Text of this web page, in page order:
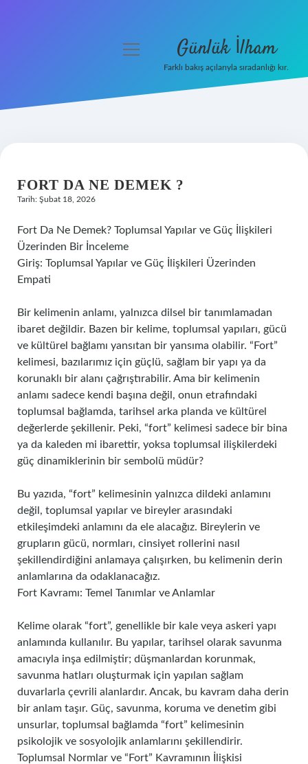
Hakkımızda
menüyü
Günlük İlham
Farklı bakış açılarıyla sıradanlığı kır.
FORT DA NE DEMEK ?
Tarih: Şubat 18, 2026
Fort Da Ne Demek? Toplumsal Yapılar ve Güç İlişkileri
Üzerinden Bir İnceleme
Giriş: Toplumsal Yapılar ve Güç İlişkileri Üzerinden
Empati
Bir kelimenin anlamı, yalnızca dilsel bir tanımlamadan
ibaret değildir. Bazen bir kelime, toplumsal yapıları, gücü
ve kültürel bağlamı yansıtan bir yansıma olabilir. “Fort”
kelimesi, bazılarımız için güçlü, sağlam bir yapı ya da
korunaklı bir alanı çağrıştırabilir. Ama bir kelimenin
anlamı sadece kendi başına değil, onun etrafındaki
toplumsal bağlamda, tarihsel arka planda ve kültürel
değerlerde şekillenir. Peki, “fort” kelimesi sadece bir bina
ya da kaleden mi ibarettir, yoksa toplumsal ilişkilerdeki
güç dinamiklerinin bir sembolü müdür?
Bu yazıda, “fort” kelimesinin yalnızca dildeki anlamını
değil, toplumsal yapılar ve bireyler arasındaki
etkileşimdeki anlamını da ele alacağız. Bireylerin ve
grupların gücü, normları, cinsiyet rollerini nasıl
şekillendirdiğini anlamaya çalışırken, bu kelimenin derin
anlamlarına da odaklanacağız.
Fort Kavramı: Temel Tanımlar ve Anlamlar
Kelime olarak “fort”, genellikle bir kale veya askeri yapı
anlamında kullanılır. Bu yapılar, tarihsel olarak savunma
amacıyla inşa edilmiştir; düşmanlardan korunmak,
savunma hatları oluşturmak için yapılan sağlam
duvarlarla çevrili alanlardır. Ancak, bu kavram daha derin
bir anlam taşır. Güç, savunma, koruma ve denetim gibi
unsurlar, toplumsal bağlamda “fort” kelimesinin
psikolojik ve sosyolojik anlamlarını şekillendirir.
Toplumsal Normlar ve “Fort” Kavramının İlişkisi